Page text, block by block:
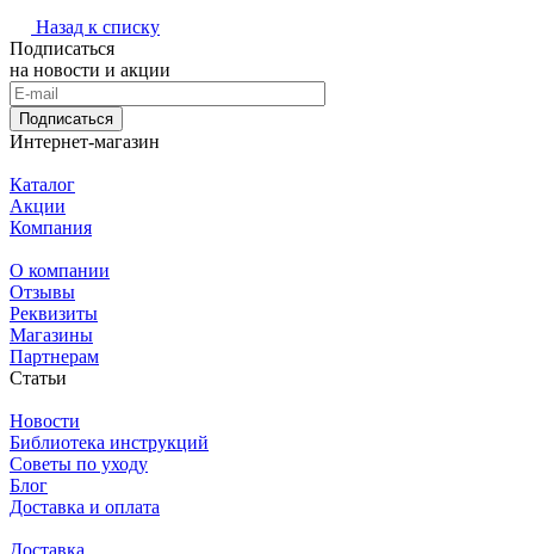
Назад к списку
Подписаться
на новости и акции
Подписаться
Интернет-магазин
Каталог
Акции
Компания
О компании
Отзывы
Реквизиты
Магазины
Партнерам
Статьи
Новости
Библиотека инструкций
Советы по уходу
Блог
Доставка и оплата